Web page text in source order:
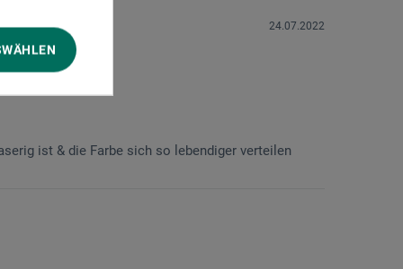
24.07.2022
ist & die Farbe sich so lebendiger verteilen